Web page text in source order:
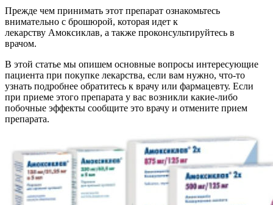
Прежде чем принимать этот препарат ознакомьтесь
внимательно с брошюрой, которая идет к
лекарству Амоксиклав, а также проконсультируйтесь в
врачом.
В этой статье мы опишем основные вопросы интересующие
пациента при покупке лекарства, если вам нужно, что-то
узнать подробнее обратитесь к врачу или фармацевту. Если
при приеме этого препарата у вас возникли какие-либо
побочные эффекты сообщите это врачу и отмените прием
препарата.